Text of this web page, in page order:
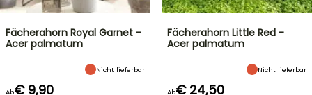
Fächerahorn Royal Garnet -
Acer palmatum
Nicht lieferbar
Ab€ 9,90
Fächerahorn Little Red -
Acer palmatum
Nicht lieferbar
Ab€ 24,50